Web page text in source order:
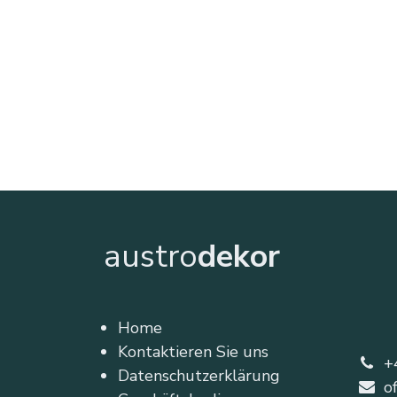
austrodekor
Home
Kontaktieren Sie uns
Datenschutzerklärung